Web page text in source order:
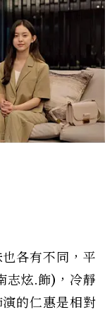
各有不同，平
志炫.飾)，冷靜
的仁惠是相對